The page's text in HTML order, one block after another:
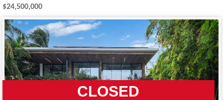
$24,500,000
CLOSED